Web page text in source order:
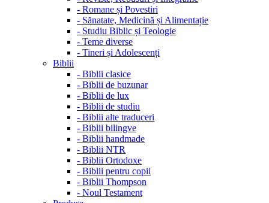
- Romane și Povestiri
- Sănatate, Medicină și Alimentație
- Studiu Biblic și Teologie
- Teme diverse
- Tineri și Adolescenți
Biblii
- Biblii clasice
- Biblii de buzunar
- Biblii de lux
- Biblii de studiu
- Biblii alte traduceri
- Biblii bilingve
- Biblii handmade
- Biblii NTR
- Biblii Ortodoxe
- Biblii pentru copii
- Biblii Thompson
- Noul Testament